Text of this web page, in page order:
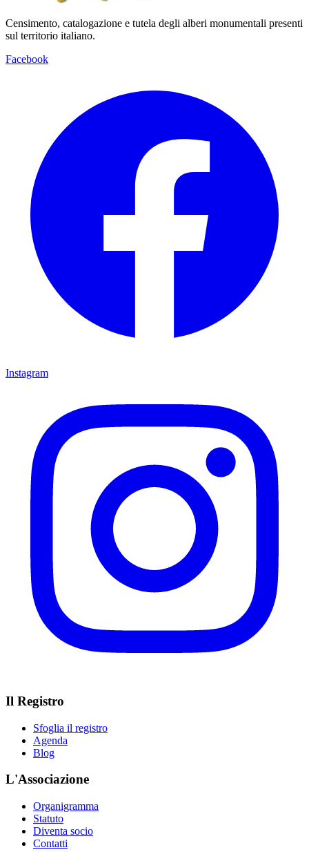
Censimento, catalogazione e tutela degli alberi monumentali presenti
sul territorio italiano.
Facebook
Instagram
Il Registro
Sfoglia il registro
Agenda
Blog
L'Associazione
Organigramma
Statuto
Diventa socio
Contatti